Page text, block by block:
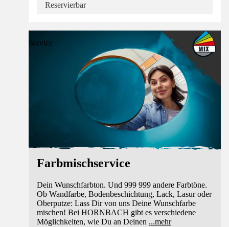
Reservierbar
Service
Farbmischservice
Dein Wunschfarbton. Und 999 999 andere Farbtöne.
Ob Wandfarbe, Bodenbeschichtung, Lack, Lasur oder
Oberputze: Lass Dir von uns Deine Wunschfarbe
mischen! Bei HORNBACH gibt es verschiedene
Möglichkeiten, wie Du an Deinen ...mehr